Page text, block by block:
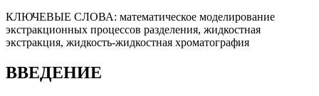
КЛЮЧЕВЫЕ СЛОВА: математическое моделирование
экстракционных процессов разделения, жидкостная
экстракция, жидкость-жидкостная хроматография
ВВЕДЕНИЕ